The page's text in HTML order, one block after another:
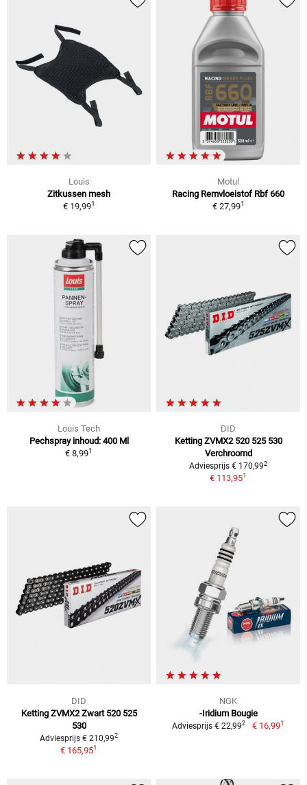
Louis
Zitkussen mesh
€ 19,991
Motul
Racing Remvloeistof Rbf 660
€ 27,991
Louis Tech
Pechspray inhoud: 400 Ml
€ 8,991
DID
Ketting ZVMX2 520 525 530
Verchroomd
Adviesprijs € 170,992
€ 113,951
DID
Ketting ZVMX2 Zwart 520 525
530
Adviesprijs € 210,992
€ 165,951
NGK
-Iridium Bougie
Adviesprijs € 22,992 € 16,991